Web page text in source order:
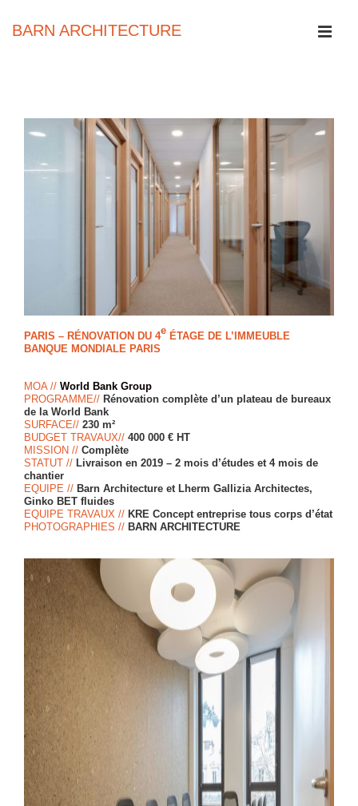
BARN ARCHITECTURE
PARIS – RÉNOVATION DU 4e ÉTAGE DE L’IMMEUBLE
BANQUE MONDIALE PARIS
MOA // World Bank Group
PROGRAMME// Rénovation complète d’un plateau de bureaux
de la World Bank
SURFACE// 230 m²
BUDGET TRAVAUX// 400 000 € HT
MISSION // Complète
STATUT // Livraison en 2019 – 2 mois d’études et 4 mois de
chantier
EQUIPE // Barn Architecture et Lherm Gallizia Architectes,
Ginko BET fluides
EQUIPE TRAVAUX // KRE Concept entreprise tous corps d’état
PHOTOGRAPHIES // BARN ARCHITECTURE